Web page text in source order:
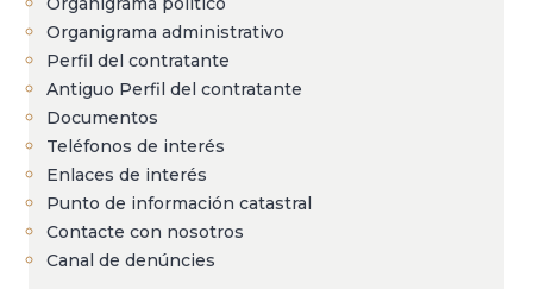
a
la
navegación
Organigrama administrativo
Perfil del contratante
Antiguo Perfil del contratante
Documentos
Teléfonos de interés
Enlaces de interés
Punto de información catastral
Contacte con nosotros
Canal de denúncies